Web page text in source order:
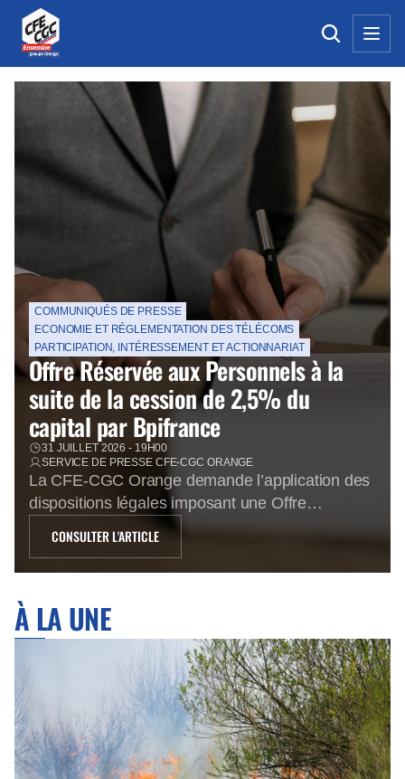
COMMUNIQUÉS DE PRESSE
ECONOMIE ET RÉGLEMENTATION DES TÉLÉCOMS
PARTICIPATION, INTÉRESSEMENT ET ACTIONNARIAT
Offre Réservée aux Personnels à la
suite de la cession de 2,5% du
capital par Bpifrance
31 JUILLET 2026 - 19H00
SERVICE DE PRESSE CFE-CGC ORANGE
La CFE-CGC Orange demande l’application des
dispositions légales imposant une Offre
cession de 2,5% du capital par Bpifrance Une
confiance limitée dans l’avenir En cédant 2,5%
Bpifrance prend acte que le cours de bourse
d’Orange a atteint un palier […]
CONSULTER L'ARTICLE
À LA UNE